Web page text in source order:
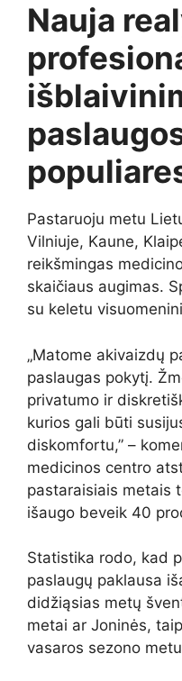
Nauja
Pastaruoju metu
Vilniuje, Kaune,
reikšmingas
skaičiaus augimas.
su keletu
„Matome akivaizdų
paslaugas pokytį.
privatumo ir
kurios gali būti
diskomfortu,” –
medicinos centro
pastaraisiais metais
išaugo beveik 40
Statistika rodo, kad
paslaugų paklausa
didžiąsias metų
metai ar Joninės,
vasaros sezono